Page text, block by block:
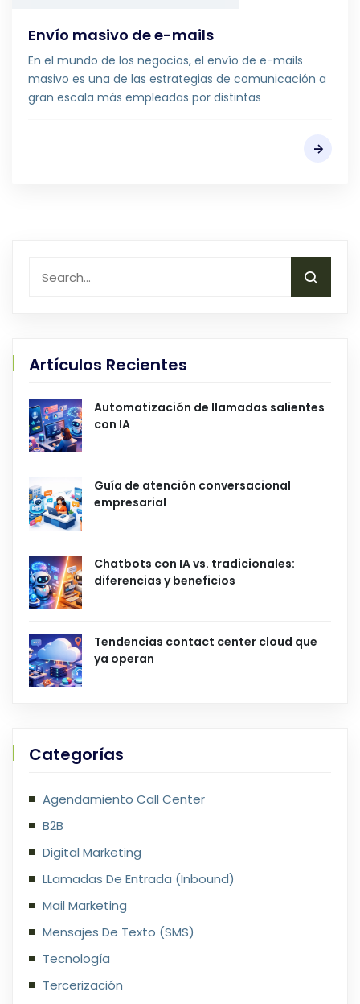
Envío masivo de e-mails
En el mundo de los negocios, el envío de e-mails
masivo es una de las estrategias de comunicación a
gran escala más empleadas por distintas
Artículos Recientes
Automatización de llamadas salientes
con IA
Guía de atención conversacional
empresarial
Chatbots con IA vs. tradicionales:
diferencias y beneficios
Tendencias contact center cloud que
ya operan
Categorías
Agendamiento Call Center
B2B
Digital Marketing
LLamadas De Entrada (Inbound)
Mail Marketing
Mensajes De Texto (SMS)
Tecnología
Tercerización